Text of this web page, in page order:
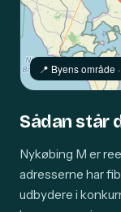
📍️ Byens område
Sådan står
Nykøbing M er
adresserne har
udbydere i